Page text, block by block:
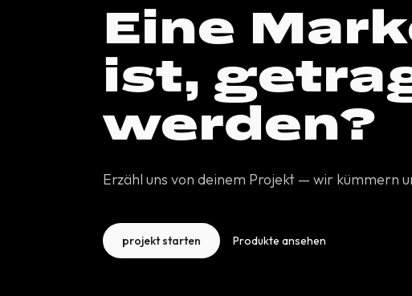
Eine
ist,
werden?
Erzähl uns von deinem Projekt — wir kümmern
projekt starten Produkte ansehen